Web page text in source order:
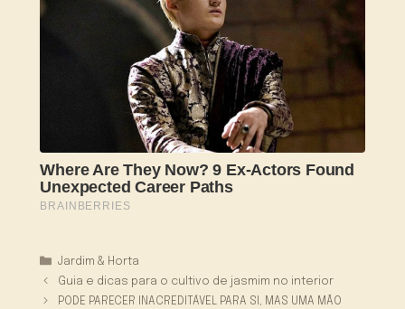
Categorias
Jardim & Horta
Guia e dicas para o cultivo de jasmim no interior
PODE PARECER INACREDITÁVEL PARA SI, MAS UMA MÃO